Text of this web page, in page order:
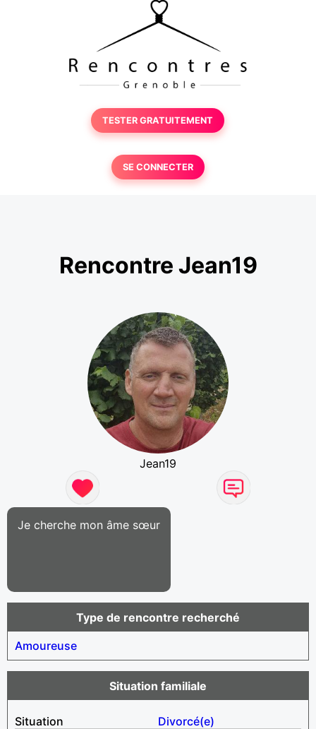
TESTER GRATUITEMENT
SE CONNECTER
Rencontre Jean19
Jean19
Je cherche mon âme sœur
Type de rencontre recherché
Amoureuse
Situation familiale
Situation
Divorcé(e)